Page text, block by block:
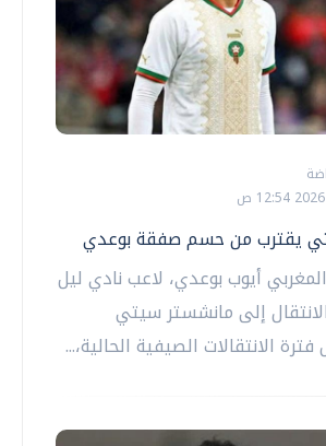
يقترب من حسم صفقة بوعدي
أيوب بوعدي، لاعب نادي ليل
إلى مانشستر سيتي
فترة الانتقالات الصيفية الحالية،...